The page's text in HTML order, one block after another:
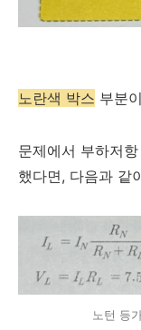
노란색 박스 부분
문제에서 부하저
했다면, 다음과 같
노턴 등